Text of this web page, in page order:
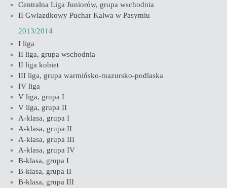
Centralna Liga Juniorów, grupa wschodnia
II Gwiazdkowy Puchar Kalwa w Pasymiu
2013/2014
I liga
II liga, grupa wschodnia
II liga kobiet
III liga, grupa warmińsko-mazursko-podlaska
IV liga
V liga, grupa I
V liga, grupa II
A-klasa, grupa I
A-klasa, grupa II
A-klasa, grupa III
A-klasa, grupa IV
B-klasa, grupa I
B-klasa, grupa II
B-klasa, grupa III